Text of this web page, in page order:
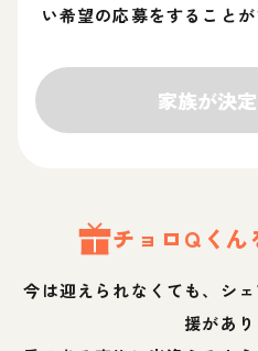
い希望の応募をすること
家族が決
チョロQ くん
今は迎えられなくても、シ
援があり